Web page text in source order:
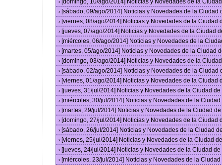
› [domingo, 10/ago/2014] Noticias y Novedades de la
› [sábado, 09/ago/2014] Noticias y Novedades de la Ciudad
› [viernes, 08/ago/2014] Noticias y Novedades de la Ciudad
› [jueves, 07/ago/2014] Noticias y Novedades de la Ciudad
› [miércoles, 06/ago/2014] Noticias y Novedades de la
› [martes, 05/ago/2014] Noticias y Novedades de la Ciudad
› [domingo, 03/ago/2014] Noticias y Novedades de la
› [sábado, 02/ago/2014] Noticias y Novedades de la Ciudad
› [viernes, 01/ago/2014] Noticias y Novedades de la Ciudad
› [jueves, 31/jul/2014] Noticias y Novedades de la Ciudad
› [miércoles, 30/jul/2014] Noticias y Novedades de la
› [martes, 29/jul/2014] Noticias y Novedades de la Ciudad
› [domingo, 27/jul/2014] Noticias y Novedades de la Ciudad
› [sábado, 26/jul/2014] Noticias y Novedades de la Ciudad
› [viernes, 25/jul/2014] Noticias y Novedades de la Ciudad
› [jueves, 24/jul/2014] Noticias y Novedades de la Ciudad
› [miércoles, 23/jul/2014] Noticias y Novedades de la